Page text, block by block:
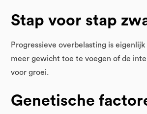
Stap voor stap
Progressieve overbelasting is
meer gewicht toe te voegen of de
voor groei.
Genetische